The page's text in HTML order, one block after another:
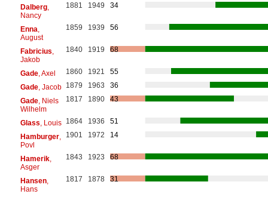
Dalberg,
Nancy
1881 1949 34
Enna
August
1859 1939 56
Fabricius
Jakob
1840 1919 68
Gade, Axel 1860 1921
55
Gade, Jacob 1879 1963
36
Gade, Niels
Wilhelm
1817 1890 43
Glass , Louis 1864 1936
51
Hamburger,
Povl
1901 1972 14
Hamerik,
Asger
1843 1923 68
Hansen,
Hans
1817 1878 31